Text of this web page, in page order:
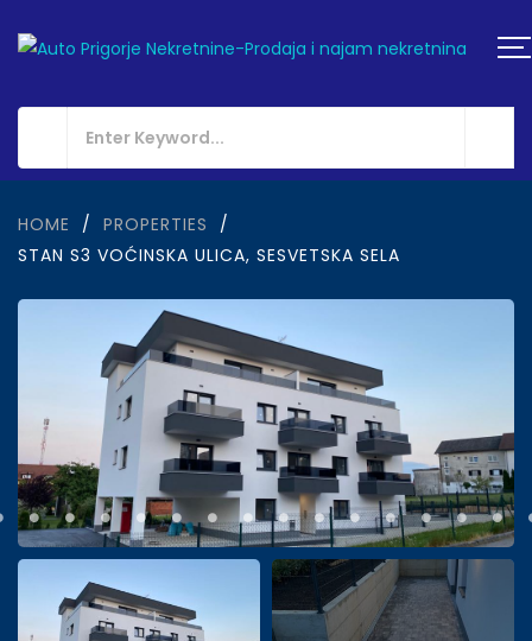
HOME / PROPERTIES
/
STAN S3 VOĆINSKA ULICA, SESVETSKA SELA